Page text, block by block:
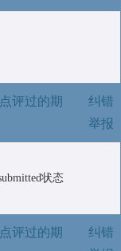
评过的期
纠错
举报
状态
评过的期
纠错